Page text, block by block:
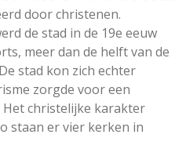
door christenen.
de stad in de 19e eeuw
meer dan de helft van de
stad kon zich echter
zorgde voor een
Het christelijke karakter
staan er vier kerken in